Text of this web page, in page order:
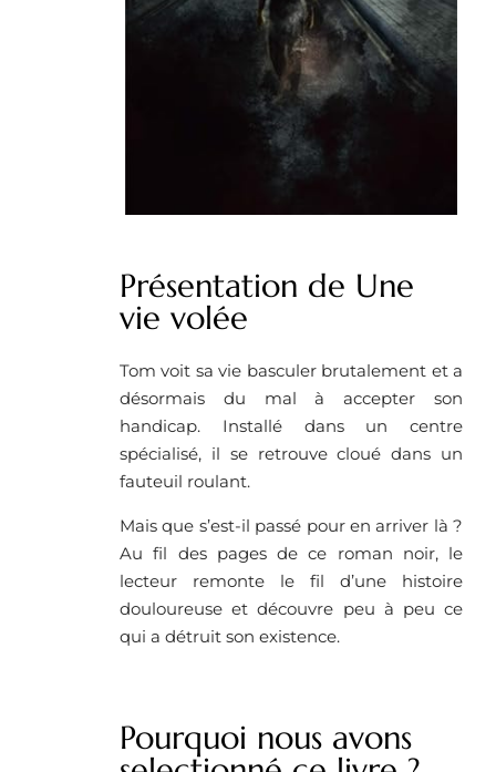
Présentation de Une
vie volée
Tom voit sa vie basculer brutalement et a
désormais du mal à accepter son
handicap. Installé dans un centre
spécialisé, il se retrouve cloué dans un
fauteuil roulant.
Mais que s’est-il passé pour en arriver là ?
Au fil des pages de ce roman noir, le
lecteur remonte le fil d’une histoire
douloureuse et découvre peu à peu ce
qui a détruit son existence.
Pourquoi nous avons